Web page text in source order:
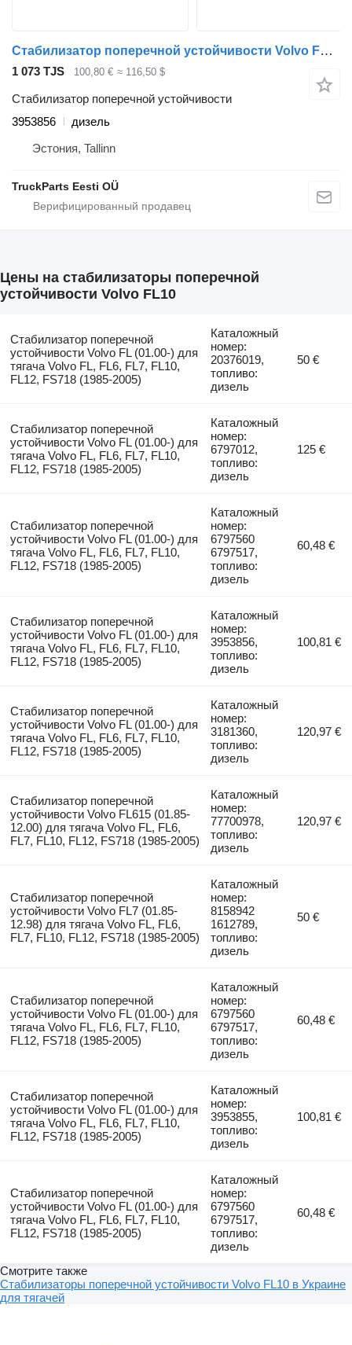
Стабилизатор поперечной устойчивости Volvo FL (01.00-) 3953856 для тягача Volvo FL, FL6, FL7, FL10, FL12, FS718 (1985-2005)
1 073 TJS 100,80 € ≈ 116,50 $
Стабилизатор поперечной устойчивости
3953856
дизель
Эстония, Tallinn
TruckParts Eesti OÜ
Цены на стабилизаторы поперечной
устойчивости Volvo FL10
Стабилизатор поперечной
устойчивости Volvo FL (01.00-) для
тягача Volvo FL, FL6, FL7, FL10,
FL12, FS718 (1985-2005)
Каталожный
номер:
20376019,
топливо:
дизель
50 €
Стабилизатор поперечной
устойчивости Volvo FL (01.00-) для
тягача Volvo FL, FL6, FL7, FL10,
FL12, FS718 (1985-2005)
Каталожный
номер:
6797012,
топливо:
дизель
125 €
Стабилизатор поперечной
устойчивости Volvo FL (01.00-) для
тягача Volvo FL, FL6, FL7, FL10,
FL12, FS718 (1985-2005)
Каталожный
номер:
6797560
6797517,
топливо:
дизель
60,48 €
Стабилизатор поперечной
устойчивости Volvo FL (01.00-) для
тягача Volvo FL, FL6, FL7, FL10,
FL12, FS718 (1985-2005)
Каталожный
номер:
3953856,
топливо:
дизель
100,81 €
Стабилизатор поперечной
устойчивости Volvo FL (01.00-) для
тягача Volvo FL, FL6, FL7, FL10,
FL12, FS718 (1985-2005)
Каталожный
номер:
3181360,
топливо:
дизель
120,97 €
Стабилизатор поперечной
устойчивости Volvo FL615 (01.85-
12.00) для тягача Volvo FL, FL6,
FL7, FL10, FL12, FS718 (1985-2005)
Каталожный
номер:
77700978,
топливо:
дизель
120,97 €
Стабилизатор поперечной
устойчивости Volvo FL7 (01.85-
12.98) для тягача Volvo FL, FL6,
FL7, FL10, FL12, FS718 (1985-2005)
Каталожный
номер:
8158942
1612789,
топливо:
дизель
50 €
Стабилизатор поперечной
устойчивости Volvo FL (01.00-) для
тягача Volvo FL, FL6, FL7, FL10,
FL12, FS718 (1985-2005)
Каталожный
номер:
6797560
6797517,
топливо:
дизель
60,48 €
Стабилизатор поперечной
устойчивости Volvo FL (01.00-) для
тягача Volvo FL, FL6, FL7, FL10,
FL12, FS718 (1985-2005)
Каталожный
номер:
3953855,
топливо:
дизель
100,81 €
Стабилизатор поперечной
устойчивости Volvo FL (01.00-) для
тягача Volvo FL, FL6, FL7, FL10,
FL12, FS718 (1985-2005)
Каталожный
номер:
6797560
6797517,
топливо:
дизель
60,48 €
Смотрите также
Стабилизаторы поперечной устойчивости Volvo FL10 в Украине
для тягачей